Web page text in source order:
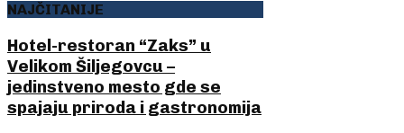
NAJČITANIJE
Hotel-restoran “Zaks” u
Velikom Šiljegovcu –
jedinstveno mesto gde se
spajaju priroda i gastronomija